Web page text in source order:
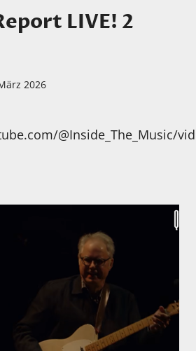
LIVE! 2
2026
@Inside_The_Music/